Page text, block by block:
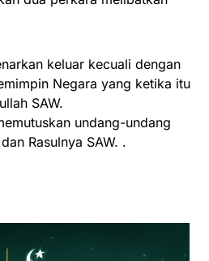
keluar kecuali dengan
Negara yang ketika itu
SAW.
undang-undang
Rasulnya SAW. .